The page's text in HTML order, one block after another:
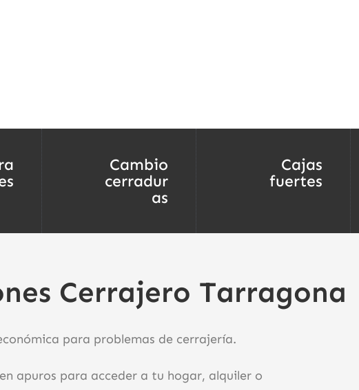
Cambio
cerradur
as
Cajas
fuertes
Cerrajero Tarragona
para problemas de cerrajería.
apuros para acceder a tu hogar, alquiler o